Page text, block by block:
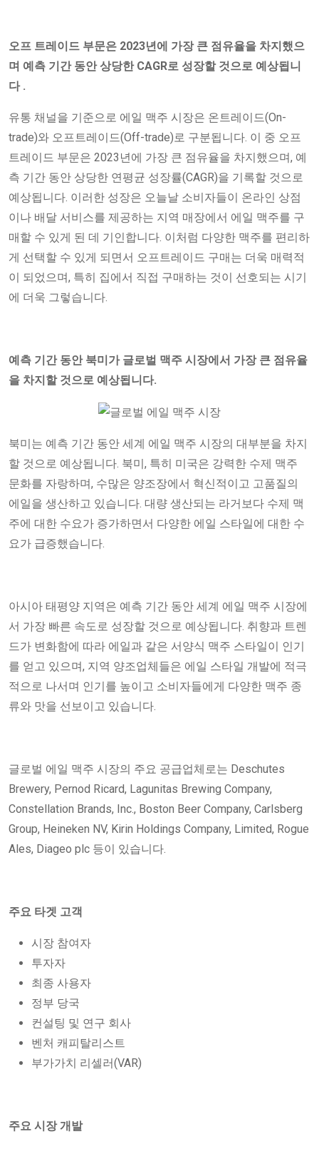
오프 트레이드 부문은 2023년에 가장 큰 점유율을 차지했으
며 예측 기간 동안 상당한 CAGR로 성장할 것으로 예상됩니
다 .
유통 채널을 기준으로 에일 맥주 시장은 온트레이드(On-
trade)와 오프트레이드(Off-trade)로 구분됩니다. 이 중 오프
트레이드 부문은 2023년에 가장 큰 점유율을 차지했으며, 예
측 기간 동안 상당한 연평균 성장률(CAGR)을 기록할 것으로
예상됩니다. 이러한 성장은 오늘날 소비자들이 온라인 상점
이나 배달 서비스를 제공하는 지역 매장에서 에일 맥주를 구
매할 수 있게 된 데 기인합니다. 이처럼 다양한 맥주를 편리하
게 선택할 수 있게 되면서 오프트레이드 구매는 더욱 매력적
이 되었으며, 특히 집에서 직접 구매하는 것이 선호되는 시기
에 더욱 그렇습니다.
예측 기간 동안 북미가 글로벌 맥주 시장에서 가장 큰 점유율
을 차지할 것으로 예상됩니다.
북미는 예측 기간 동안 세계 에일 맥주 시장의 대부분을 차지
할 것으로 예상됩니다. 북미, 특히 미국은 강력한 수제 맥주
문화를 자랑하며, 수많은 양조장에서 혁신적이고 고품질의
에일을 생산하고 있습니다. 대량 생산되는 라거보다 수제 맥
주에 대한 수요가 증가하면서 다양한 에일 스타일에 대한 수
요가 급증했습니다.
아시아 태평양 지역은 예측 기간 동안 세계 에일 맥주 시장에
서 가장 빠른 속도로 성장할 것으로 예상됩니다. 취향과 트렌
드가 변화함에 따라 에일과 같은 서양식 맥주 스타일이 인기
를 얻고 있으며, 지역 양조업체들은 에일 스타일 개발에 적극
적으로 나서며 인기를 높이고 소비자들에게 다양한 맥주 종
류와 맛을 선보이고 있습니다.
글로벌 에일 맥주 시장의 주요 공급업체로는 Deschutes
Brewery, Pernod Ricard, Lagunitas Brewing Company,
Constellation Brands, Inc., Boston Beer Company, Carlsberg
Group, Heineken NV, Kirin Holdings Company, Limited, Rogue
Ales, Diageo plc 등이 있습니다.
주요 타겟 고객
시장 참여자
투자자
최종 사용자
정부 당국
컨설팅 및 연구 회사
벤처 캐피탈리스트
부가가치 리셀러(VAR)
주요 시장 개발